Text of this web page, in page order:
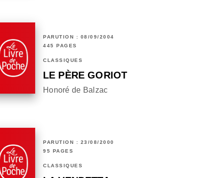
PARUTION : 08/09/2004
445 PAGES
CLASSIQUES
LE PÈRE GORIOT
Honoré de Balzac
PARUTION : 23/08/2000
95 PAGES
CLASSIQUES